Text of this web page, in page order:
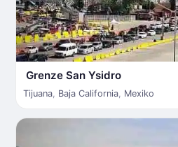
Grenze San Ysidro
Tijuana, Baja California, Mexiko